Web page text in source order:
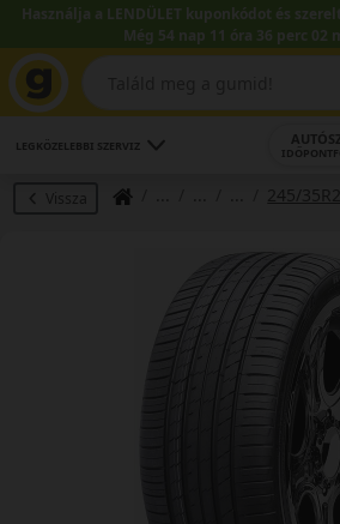
Használja a LENDÜLET kuponkódot és
Még 54 nap 11 óra 36 perc 02
LEGKÖZELEBBI SZERVIZ
Vissza 245/35R21